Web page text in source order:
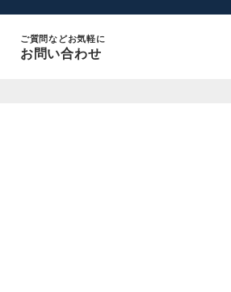
ご質問などお気軽に
お問い合わせ